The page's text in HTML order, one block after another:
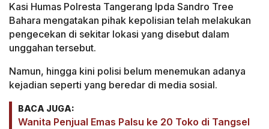
Kasi Humas Polresta Tangerang Ipda Sandro Tree
Bahara mengatakan pihak kepolisian telah melakukan
pengecekan di sekitar lokasi yang disebut dalam
unggahan tersebut.
Namun, hingga kini polisi belum menemukan adanya
kejadian seperti yang beredar di media sosial.
BACA JUGA:
Wanita Penjual Emas Palsu ke 20 Toko di Tangsel